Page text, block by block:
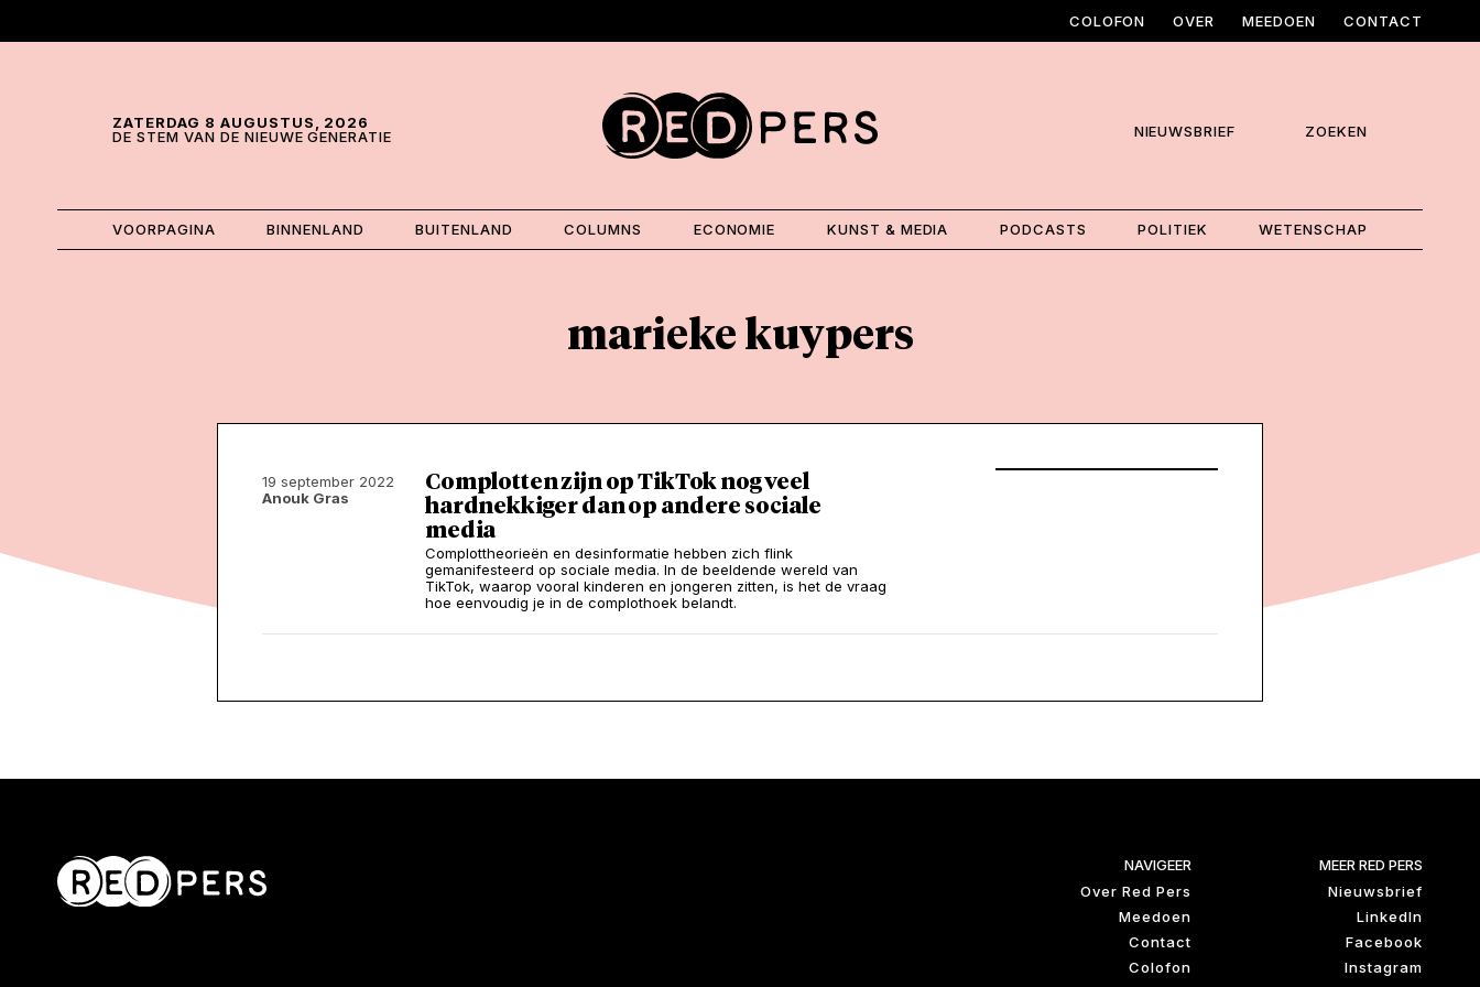
COLOFON OVER MEEDOEN CONTACT
ZATERDAG 8 AUGUSTUS, 2026
DE STEM VAN DE NIEUWE GENERATIE
NIEUWSBRIEF ZOEKEN
VOORPAGINA BINNENLAND BUITENLAND COLUMNS ECONOMIE KUNST & MEDIA PODCASTS POLITIEK WETENSCHAP
marieke kuypers
19 september 2022
Anouk Gras
Complotten zijn op TikTok nog veel
hardnekkiger dan op andere sociale
media
Complottheorieën en desinformatie hebben zich flink
gemanifesteerd op sociale media. In de beeldende wereld van
TikTok, waarop vooral kinderen en jongeren zitten, is het de vraag
hoe eenvoudig je in de complothoek belandt.
NAVIGEER
Over Red Pers
Meedoen
Contact
Colofon
MEER RED PERS
Nieuwsbrief
LinkedIn
Facebook
Instagram